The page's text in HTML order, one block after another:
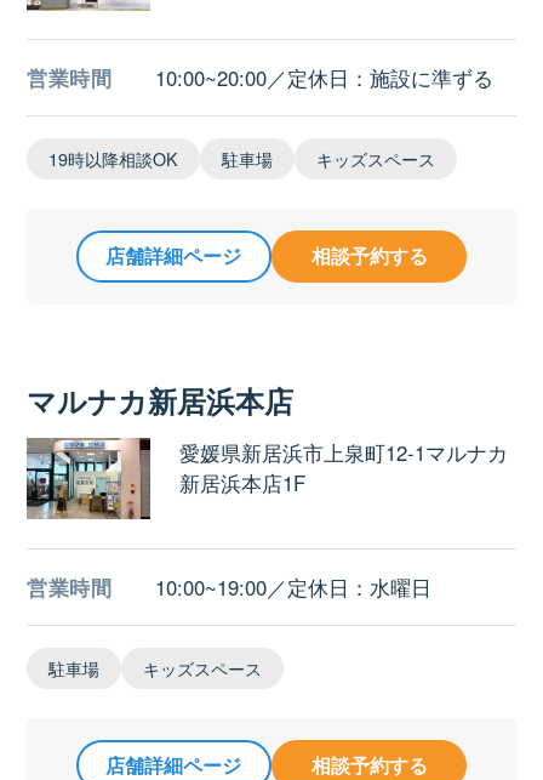
営業時間 10:00~20:00／定休日：施設に準ずる
19時以降相談OK 駐車場 キッズスペース
店舗詳細ページ 相談予約する
マルナカ新居浜本店
愛媛県新居浜市上泉町12-1マルナカ
新居浜本店1F
営業時間 10:00~19:00／定休日：水曜日
駐車場 キッズスペース
店舗詳細ページ 相談予約する